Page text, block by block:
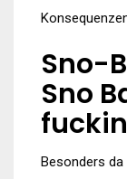
Sno-
Sno
Besonders